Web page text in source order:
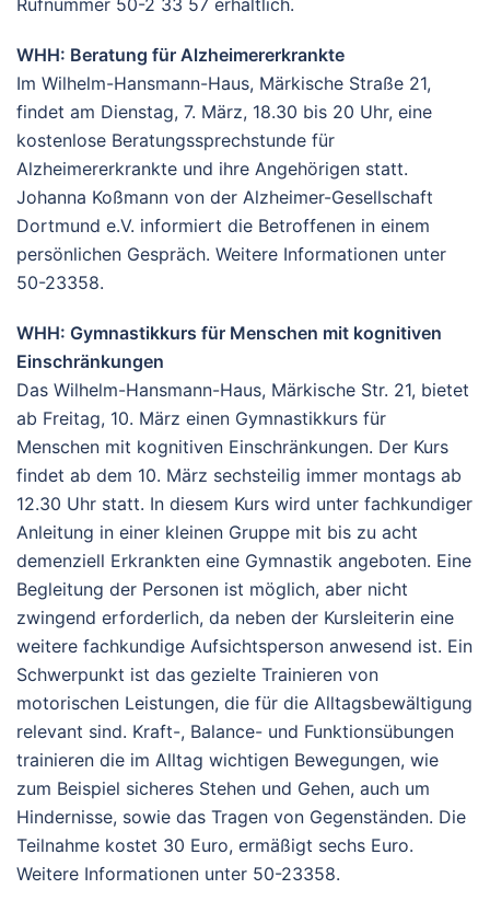
Rufnummer 50-2 33 57 erhältlich.
WHH: Beratung für Alzheimererkrankte
Im Wilhelm-Hansmann-Haus, Märkische Straße 21,
findet am Dienstag, 7. März, 18.30 bis 20 Uhr, eine
kostenlose Beratungssprechstunde für
Alzheimererkrankte und ihre Angehörigen statt.
Johanna Koßmann von der Alzheimer-Gesellschaft
Dortmund e.V. informiert die Betroffenen in einem
persönlichen Gespräch. Weitere Informationen unter
50-23358.
WHH: Gymnastikkurs für Menschen mit kognitiven
Einschränkungen
Das Wilhelm-Hansmann-Haus, Märkische Str. 21, bietet
ab Freitag, 10. März einen Gymnastikkurs für
Menschen mit kognitiven Einschränkungen. Der Kurs
findet ab dem 10. März sechsteilig immer montags ab
12.30 Uhr statt. In diesem Kurs wird unter fachkundiger
Anleitung in einer kleinen Gruppe mit bis zu acht
demenziell Erkrankten eine Gymnastik angeboten. Eine
Begleitung der Personen ist möglich, aber nicht
zwingend erforderlich, da neben der Kursleiterin eine
weitere fachkundige Aufsichtsperson anwesend ist. Ein
Schwerpunkt ist das gezielte Trainieren von
motorischen Leistungen, die für die Alltagsbewältigung
relevant sind. Kraft-, Balance- und Funktionsübungen
trainieren die im Alltag wichtigen Bewegungen, wie
zum Beispiel sicheres Stehen und Gehen, auch um
Hindernisse, sowie das Tragen von Gegenständen. Die
Teilnahme kostet 30 Euro, ermäßigt sechs Euro.
Weitere Informationen unter 50-23358.